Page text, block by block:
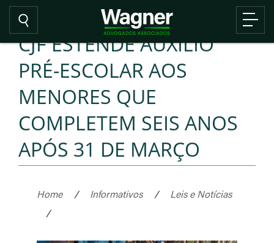
CJF ESTENDE AUXÍLIO
PRÉ-ESCOLAR AOS
MENORES QUE
COMPLETEM SEIS ANOS
APÓS 31 DE MARÇO
Home / Informativos /
Leis e Notícias
/